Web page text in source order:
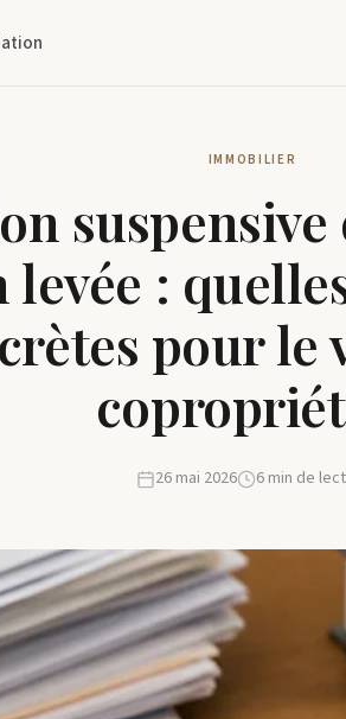
IMMOBILIER
suspensive
:
pour le
26 mai 2026 6 min de